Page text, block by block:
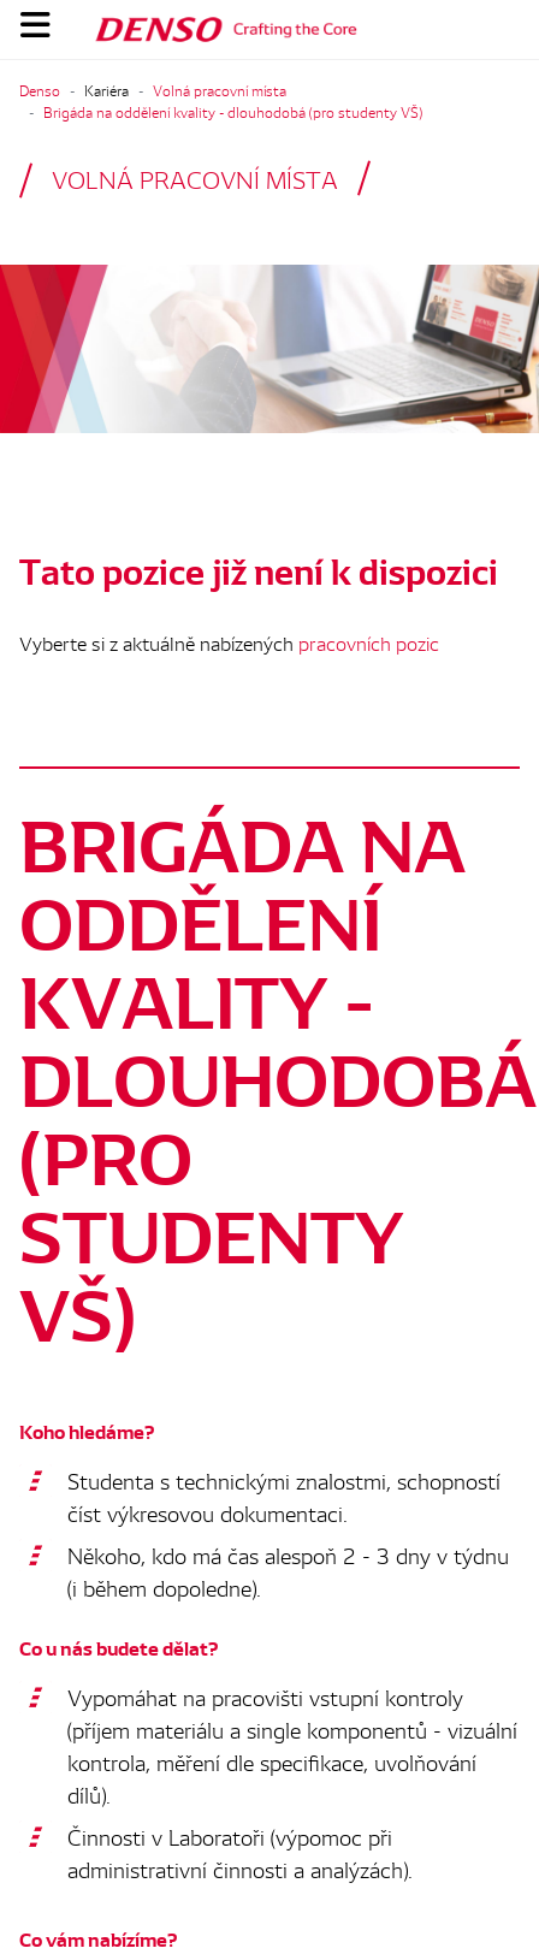
Denso Kariéra
Volná pracovní místa
Brigáda na oddělení kvality - dlouhodobá (pro studenty VŠ)
VOLNÁ PRACOVNÍ MÍSTA
Tato pozice již není k dispozici
Vyberte si z aktuálně nabízených pracovních pozic
BRIGÁDA NA
ODDĚLENÍ
KVALITY -
DLOUHODOBÁ
(PRO
STUDENTY
VŠ)
Koho hledáme?
Studenta s technickými znalostmi, schopností
číst výkresovou dokumentaci.
Někoho, kdo má čas alespoň 2 - 3 dny v týdnu
(i během dopoledne).
Co u nás budete dělat?
Vypomáhat na pracovišti vstupní kontroly
(příjem materiálu a single komponentů - vizuální
kontrola, měření dle specifikace, uvolňování
dílů).
Činnosti v Laboratoři (výpomoc při
administrativní činnosti a analýzách).
Co vám nabízíme?